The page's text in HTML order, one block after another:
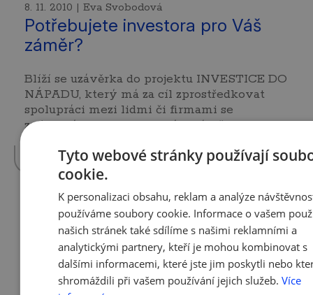
8. 11. 2010 | Eva Svobodová
Potřebujete investora pro Váš
záměr?
Blíží se uzávěrka do projektu INVESTICE DO
NÁPADU, který má za cíl zprostředkovat
spolupráci mezi lidmi či firmami se
zajímavým podnikatelským záměrem a
8. 11. 2010 | Eva Svobodová
Českým malým a středním
podnikům ubude byrokracie
Ministerstvo průmyslu a obchodu slibuje
Tyto webové stránky používají
cookie.
K personalizaci obsahu, reklam a analýze
používáme soubory cookie. Informace o vašem
našich stránek také sdílíme s našimi reklamními a
analytickými partnery, kteří je mohou kombinovat s
dalšími informacemi, které jste jim poskytli nebo
shromáždili při vašem používání jejich služeb. Více